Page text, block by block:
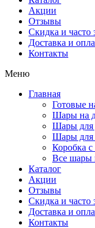
Акции
Отзывы
Скидка и часто
Доставка и
Контакты
Меню
Главная
Готовые
Шары на
Шары для
Шары для
Коробка
Все шары
Каталог
Акции
Отзывы
Скидка и часто
Доставка и
Контакты